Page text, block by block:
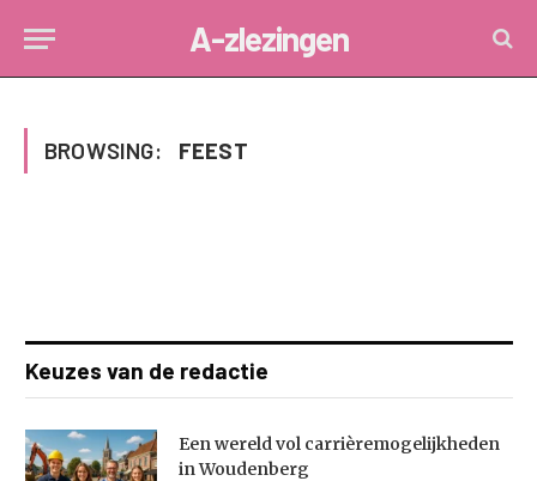
A-zlezingen
BROWSING: FEEST
Keuzes van de redactie
Een wereld vol carrièremogelijkheden
in Woudenberg